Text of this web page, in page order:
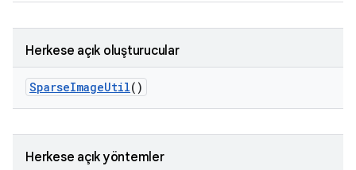
Herkese açık oluşturucular
SparseImageUtil()
Herkese açık yöntemler